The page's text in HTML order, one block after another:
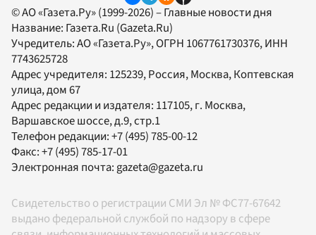
© АО «Газета.Ру» (1999-2026) – Главные новости дня
Название: Газета.Ru (Gazeta.Ru)
Учредитель:АО «Газета.Ру», ОГРН 1067761730376, ИНН
7743625728
Адрес учредителя: 125239, Россия, Москва, Коптевская
улица, дом 67
Адрес редакции и издателя: 117105, г. Москва,
Варшавское шоссе, д.9, стр.1
Телефон редакции:+7 (495) 785-00-12
Факс:+7 (495) 785-17-01
Электронная почта:gazeta@gazeta.ru
Свидетельство о регистрации СМИ Эл № ФС77-67642
выдано федеральной службой по надзору в сфере